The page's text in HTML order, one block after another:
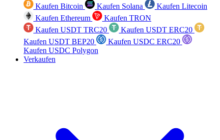
Kaufen Bitcoin Kaufen Solana
Kaufen Litecoin
Kaufen Ethereum
Kaufen TRON
Kaufen USDT TRC20
Kaufen USDT ERC20
Kaufen USDT BEP20
Kaufen USDC ERC20
Kaufen USDC Polygon
Verkaufen